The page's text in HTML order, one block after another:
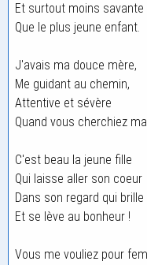
Et surtout moins savante
Que le plus jeune enfant.
J'avais ma douce mère,
Me guidant au chemin,
Attentive et sévère
Quand vous cherchiez
C'est beau la jeune fille
Qui laisse aller son coeur
Dans son regard qui brille
Et se lève au bonheur !
Vous me vouliez pour